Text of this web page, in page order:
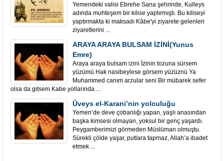
Yemendeki valisi Ebrehe Sana şehrinde, Kulleys
adında muhteşem bir kilise yaptırmıştı. Bu kiliseyi
yaptırmakta ki maksadı Kâbe'yi ziyarete gelenleri
ziyaretlerini ...
ARAYA ARAYA BULSAM İZİNİ(Yunus
Emre)
Araya araya bulsam izini İzinin tozuna sürsem
yüzümü Hak nasibeylese görsem yüzüznü Ya
Muhammed canım arzular seni Bir mübarek sefer
olsa da gitsem Kabe yollarında ...
Üveys el-Karani’nin yolculuğu
Yemen’de deve çobanlığı yapan, yaşlı anasından
başka kimsesi olmayan, yoksul bir genç yaşardı.
Peygamberimizi görmeden Müslüman olmuştu.
Sürekli çölde yaşar, putlara tapmaz, Allah’a ibadet
etmek ...